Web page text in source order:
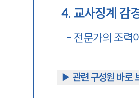
4. 교사징계 감
- 전문가의 조력
▶︎ 관련 구성원 바로